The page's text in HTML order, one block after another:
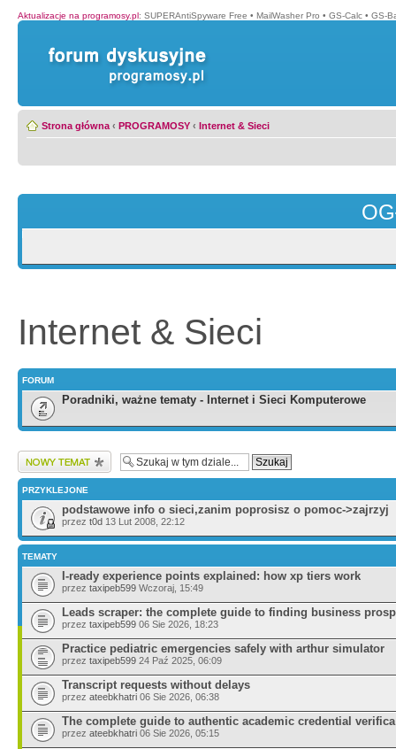
Aktualizacje na programosy.pl: SUPERAntiSpyware Free • MailWasher Pro • GS-Calc • GS-
Strona główna ‹ PROGRAMOSY ‹ Internet & Sieci
Internet & Sieci
FORUM
Poradniki, ważne tematy - Internet i Sieci Komputerowe
Wyślij nowy temat
PRZYKLEJONE
podstawowe info o sieci,zanim poprosisz o pomoc->zajrzyj
przez t0d 13 Lut 2008, 22:12
TEMATY
I-ready experience points explained: how xp tiers work
przez taxipeb599 Wczoraj, 15:49
Leads scraper: the complete guide to finding business
przez taxipeb599 06 Sie 2026, 18:23
Practice pediatric emergencies safely with arthur simulator
przez taxipeb599 24 Paź 2025, 06:09
Transcript requests without delays
przez ateebkhatri 06 Sie 2026, 06:38
The complete guide to authentic academic credential verifica
przez ateebkhatri 06 Sie 2026, 05:15